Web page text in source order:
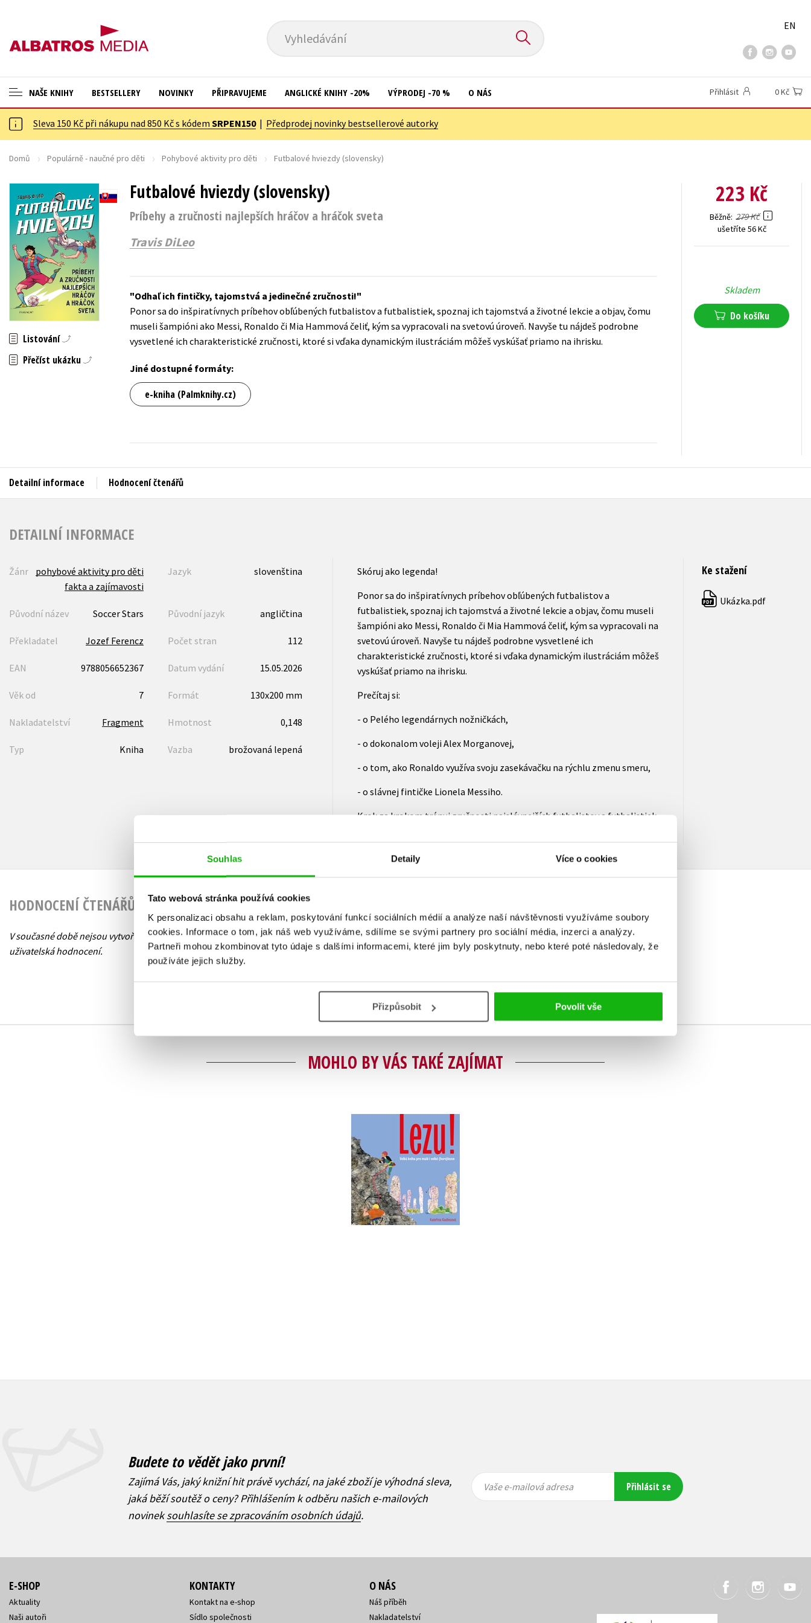
Souhlas Detaily Více o cookies
Tato webová stránka používá cookies
K personalizaci obsahu a reklam, poskytování funkcí sociálních médií a analýze naší návštěvnosti využíváme soubory
cookies. Informace o tom, jak náš web využíváme, sdílíme se svými partnery pro sociální média, inzerci a analýzy.
Partneři mohou zkombinovat tyto údaje s dalšími informacemi, které jim byly poskytnuty, nebo které poté následovaly, že
používáte jejich služby.
Přizpůsobit Povolit vše
Vyhledávání
EN
NAŠE KNIHY
ANGLICKÉ KNIHY -20 %
VÝPRODEJ -70 %
ASTERIX S DÁRKEM
🎁DÁRKOVÉ PUBLIKACE
✉️ DÁRKOVÉ POUKAZY
Auto - moto
Beletrie pro děti
Beletrie pro dospělé
Byznys a ekonomie
Cestování
Dárkové publikace
Digitální fotografie
Esoterika a duchovní svět
Historie a military
Jazyky
Kalendáře
Kariéra a osobní rozvoj
Kuchařky
New Adult
Ostatní
Populárně - naučná pro dospělé
Populárně - naučné pro děti
Předškoláci
Příroda a zahrada
Zahraniční literatura
Zdraví a životní styl
BESTSELLERY NOVINKY PŘIPRAVUJEME ANGLICKÉ KNIHY -20% VÝPRODEJ -70 % O NÁS Přihlásit 0 Kč
Sleva 150 Kč při nákupu nad 850 Kč s kódem SRPEN150| Předprodej novinky bestsellerové autorky
Domů Populárně - naučné pro děti Pohybové aktivity pro děti Futbalové hviezdy (slovensky)
Futbalové hviezdy (slovensky)
Príbehy a zručnosti najlepších hráčov a hráčok sveta
Travis DiLeo
Listování
Přečíst ukázku
Odhaľ ich fintičky, tajomstvá a jedinečné zručnosti!
Ponor sa do inšpiratívnych príbehov obľúbených futbalistov a futbalistiek, spoznaj ich tajomstvá a životné lekcie a objav, čomu
museli šampióni ako Messi, Ronaldo či Mia Hammová čeliť, kým sa vypracovali na svetovú úroveň. Navyše tu nájdeš podrobne
vysvetlené ich charakteristické zručnosti, ktoré si vďaka dynamickým ilustráciám môžeš vyskúšať priamo na ihrisku.
Jiné dostupné formáty:
e-kniha (Palmknihy.cz)
223 Kč
Běžně 279 Kč
ušetříte 56 Kč
Skladem
Do košíku
Detailní informace Hodnocení čtenářů
DETAILNÍ INFORMACE
Žánr
pohybové aktivity pro děti
fakta a zajímavosti
Jazyk slovenština
Původní název Soccer Stars Původní jazyk angličtina
Překladatel Jozef Ferencz Počet stran 112
EAN 9788056652367 Datum vydání 15.05.2026
Věk od 7 Formát 130x200 mm
Nakladatelství Fragment Hmotnost 0,148
Typ Kniha Vazba brožovaná lepená
Skóruj ako legenda!
Ponor sa do inšpiratívnych príbehov obľúbených futbalistov a
futbalistiek, spoznaj ich tajomstvá a životné lekcie a objav, čomu museli
šampióni ako Messi, Ronaldo či Mia Hammová čeliť, kým sa vypracovali na
svetovú úroveň. Navyše tu nájdeš podrobne vysvetlené ich
charakteristické zručnosti, ktoré si vďaka dynamickým ilustráciám môžeš
vyskúšať priamo na ihrisku.
Prečítaj si:
- o Pelého legendárnych nožničkách,
- o dokonalom voleji Alex Morganovej,
- o tom, ako Ronaldo využíva svoju zasekávačku na rýchlu zmenu smeru,
- o slávnej fintičke Lionela Messiho.
Krok za krokom trénuj zručnosti najslávnejších futbalistov a futbalistiek
Ke stažení
PDF Ukázka.pdf
HODNOCENÍ ČTENÁŘŮ
V současné době nejsou vytvořena žádná
uživatelská hodnocení.
Vaše hodnocení
Přihlásit
MOHLO BY VÁS TAKÉ ZAJÍMAT
Lezu!
Kateřina Kadlecová
Budete to vědět jako první!
Zajímá Vás, jaký knižní hit právě vychází, na jaké zboží je výhodná sleva,
jaká běží soutěž o ceny? Přihlášením k odběru našich e-mailových
novineksouhlasíte se zpracováním osobních údajů.
mailová
mailová
Vaše e-mailová adresa Přihlásit se
E-SHOP
Aktuality
Naši autoři
KONTAKTY
Kontakt na e-shop
Sídlo společnosti
O NÁS
Náš příběh
Nakladatelství